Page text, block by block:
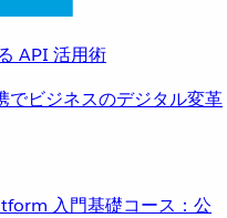
API 活用術
ビジネスのデジタル変革
入門基礎コース：公